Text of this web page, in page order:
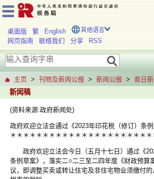
桌面版 繁 English 其他语言
网页指南 联络我们 分享 RSS
主页 > 刊物及新闻公报 > 新闻公报 > 昔日新
新闻稿
(资料来源:政府新闻处)
政府欢迎立法会通过《2023年印花税（修订）条例
＊＊＊＊＊＊＊＊＊＊＊＊＊＊＊＊＊＊＊＊＊＊
政府欢迎立法会今日（五月十七日）通过《
条例草案》，落实二○二三至二四年度《财政预算
议，即调整买卖或转让住宅及非住宅物业须缴付